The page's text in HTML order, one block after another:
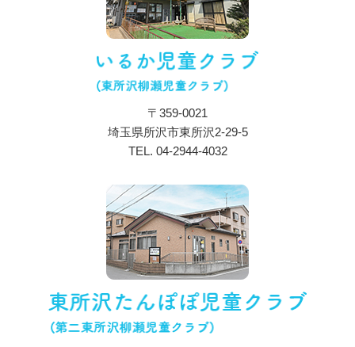
保育目標・コンセプト
施設・設備紹介
アクセス
プライバシーポリシー
〒359-0021
埼玉県所沢市東所沢2-29-5
TEL. 04-2944-4032